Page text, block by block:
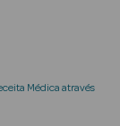
Médica através